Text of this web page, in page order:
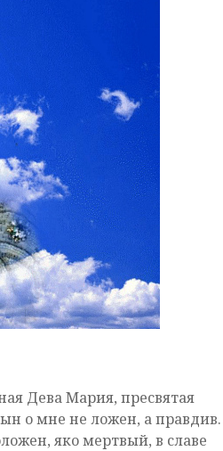
Дева Мария, пресвятая
о мне не ложен, а правдив.
яко мертвый, в славе